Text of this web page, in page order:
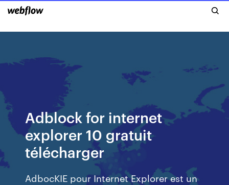
Adblock for internet
explorer 10 gratuit
télécharger
AdbocKIE pour Internet Explorer est un